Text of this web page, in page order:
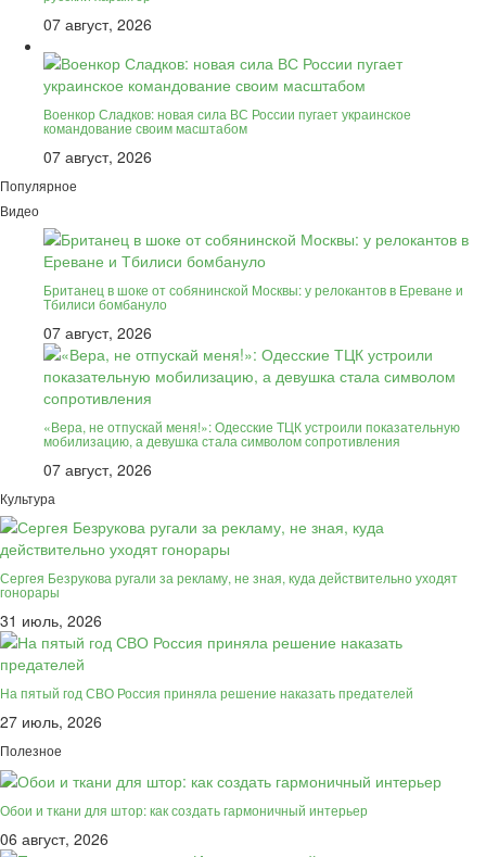
07 август, 2026
Военкор Сладков: новая сила ВС России пугает украинское
командование своим масштабом
07 август, 2026
Популярное
Видео
Британец в шоке от собянинской Москвы: у релокантов в Ереване и
Тбилиси бомбануло
07 август, 2026
«Вера, не отпускай меня!»: Одесские ТЦК устроили показательную
мобилизацию, а девушка стала символом сопротивления
07 август, 2026
Культура
Сергея Безрукова ругали за рекламу, не зная, куда действительно уходят
гонорары
31 июль, 2026
На пятый год СВО Россия приняла решение наказать предателей
27 июль, 2026
Полезное
Обои и ткани для штор: как создать гармоничный интерьер
06 август, 2026